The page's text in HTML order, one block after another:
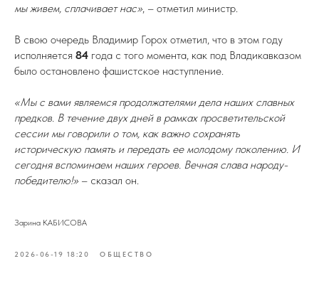
мы живем, сплачивает нас», – отметил министр.
В свою очередь Владимир Горох отметил, что в этом году
исполняется 84 года с того момента, как под Владикавказом
было остановлено фашистское наступление.
«Мы с вами являемся продолжателями дела наших славных
предков. В течение двух дней в рамках просветительской
сессии мы говорили о том, как важно сохранять
историческую память и передать ее молодому поколению. И
сегодня вспоминаем наших героев. Вечная слава народу-
победителю!» – сказал он.
Зарина КАБИСОВА
2026-06-19 18:20 ОБЩЕСТВО